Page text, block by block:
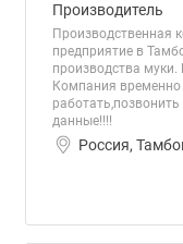
Производитель
Производственная
предприятие в
производства
Компания временно
данные!!!!
Россия,